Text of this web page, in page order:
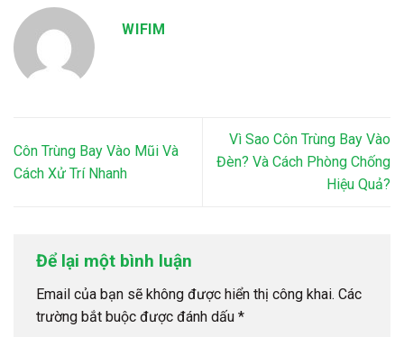
WIFIM
Côn Trùng Bay Vào Mũi Và
Cách Xử Trí Nhanh
Vì Sao Côn Trùng Bay Vào
Đèn? Và Cách Phòng Chống
Hiệu Quả?
Để lại một bình luận
Email của bạn sẽ không được hiển thị công khai. Các
trường bắt buộc được đánh dấu *